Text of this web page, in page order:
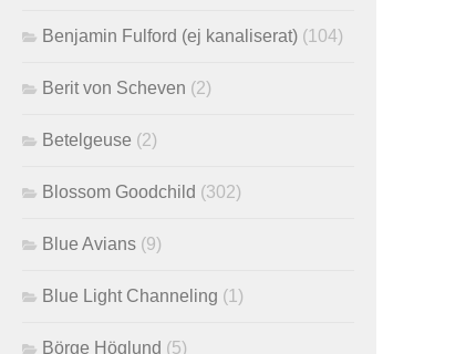
Benjamin Fulford (ej kanaliserat) (104)
Berit von Scheven (2)
Betelgeuse (2)
Blossom Goodchild (302)
Blue Avians (9)
Blue Light Channeling (1)
Börge Höglund (5)